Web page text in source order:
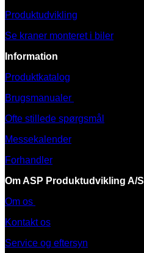
Produktudvikling
Se kraner monteret i biler
Information
Produktkatalog
Brugsmanualer
Ofte stillede spørgsmål
Messekalender
Forhandler
Om ASP Produktudvikling A/S
Om os
Kontakt os
Service og eftersyn